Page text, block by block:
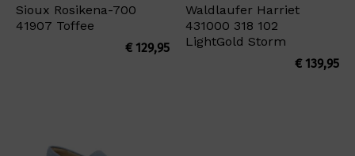
Sioux Rosikena-700
41907 Toffee
€129,95
Waldlaufer Harriet
431000 318 102
LightGold Storm
€139,95